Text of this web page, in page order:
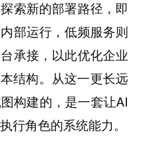
索新的部署路径，即
部运行，低频服务则
承接，以此优化企业
结构。从这一更长远
构建的，是一套让AI
行角色的系统能力。